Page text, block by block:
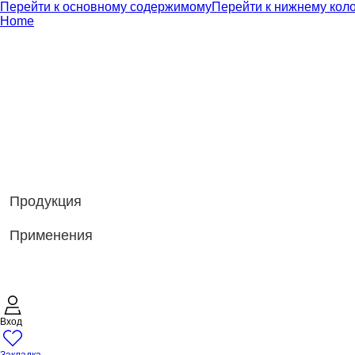
Перейти к основному содержимомуПерейти к нижнему
Home
Продукция
Применения
Вход